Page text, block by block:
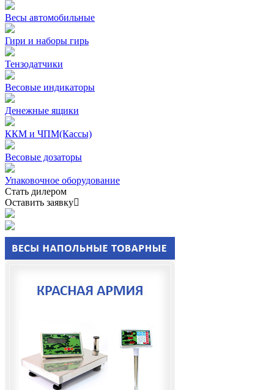
Весы автомобильные
Гири и наборы гирь
Тензодатчики
Весовые индикаторы
Денежные ящики
ККМ и ЧПМ(Кассы)
Весовые дозаторы
Упаковочное оборудование
Стать дилером
Оставить заявку